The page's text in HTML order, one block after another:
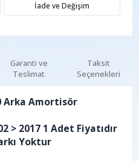
İade ve Değişim
Garanti ve
Teslimat
Taksit
Seçenekleri
Arka Amortisör
> 2017 1 Adet Fiyatıdır
Yoktur